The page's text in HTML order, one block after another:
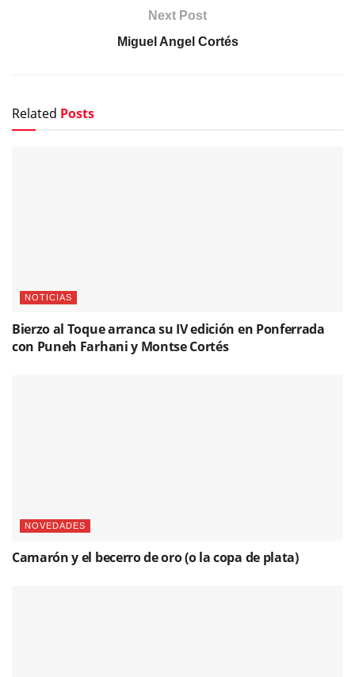
Next Post
Miguel Angel Cortés
Related Posts
NOTICIAS
Bierzo al Toque arranca su IV edición en Ponferrada
con Puneh Farhani y Montse Cortés
NOVEDADES
Camarón y el becerro de oro (o la copa de plata)